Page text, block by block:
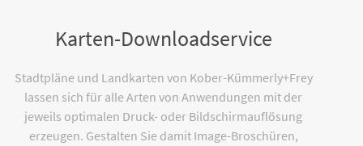
Karten-Downloadservice
Stadtpläne und Landkarten von Kober-Kümmerly+Frey
lassen sich für alle Arten von Anwendungen mit der
jeweils optimalen Druck- oder Bildschirmauflösung
erzeugen. Gestalten Sie damit Image-Broschüren,